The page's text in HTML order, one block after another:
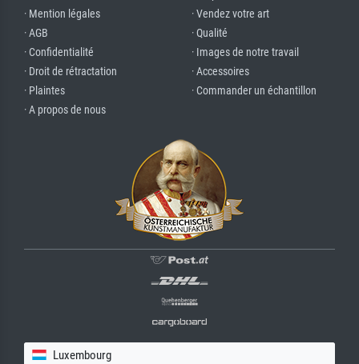
· Mention légales
· AGB
· Confidentialité
· Droit de rétractation
· Plaintes
· A propos de nous
· Vendez votre art
· Qualité
· Images de notre travail
· Accessoires
· Commander un échantillon
Luxembourg